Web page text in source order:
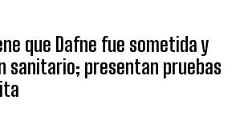
que Dafne fue sometida y
sanitario; presentan pruebas